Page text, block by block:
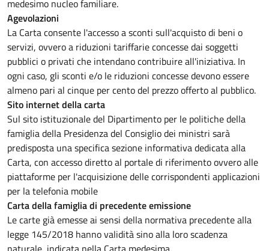
medesimo nucleo familiare.
Agevolazioni
La Carta consente l'accesso a sconti sull'acquisto di beni o
servizi, ovvero a riduzioni tariffarie concesse dai soggetti
pubblici o privati che intendano contribuire all'iniziativa. In
ogni caso, gli sconti e/o le riduzioni concesse devono essere
almeno pari al cinque per cento del prezzo offerto al pubblico.
Sito internet della carta
Sul sito istituzionale del Dipartimento per le politiche della
famiglia della Presidenza del Consiglio dei ministri sarà
predisposta una specifica sezione informativa dedicata alla
Carta, con accesso diretto al portale di riferimento ovvero alle
piattaforme per l'acquisizione delle corrispondenti applicazioni
per la telefonia mobile
Carta della famiglia di precedente emissione
Le carte già emesse ai sensi della normativa precedente alla
legge 145/2018 hanno validità sino alla loro scadenza